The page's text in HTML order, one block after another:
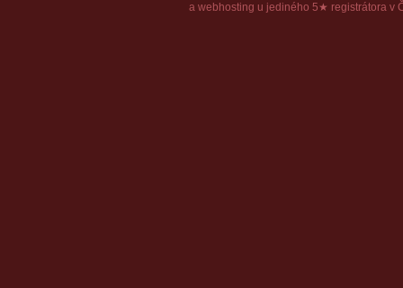
a webhosting u jediného 5★ registrátora v